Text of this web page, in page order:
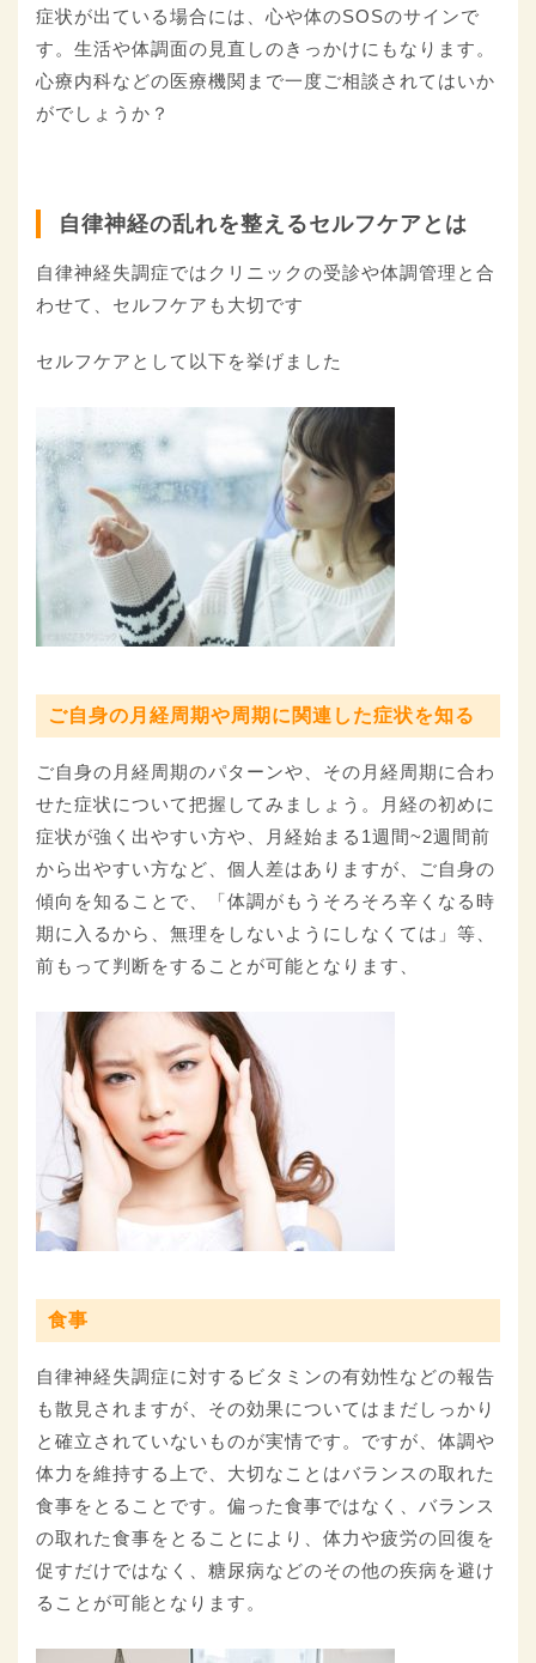
症状が出ている場合には、心や体のSOSのサインで
す。生活や体調面の見直しのきっかけにもなります。
心療内科などの医療機関まで一度ご相談されてはいか
がでしょうか？
自律神経の乱れを整えるセルフケアとは
自律神経失調症ではクリニックの受診や体調管理と合
わせて、セルフケアも大切です
セルフケアとして以下を挙げました
ご自身の月経周期や周期に関連した症状を知る
ご自身の月経周期のパターンや、その月経周期に合わ
せた症状について把握してみましょう。月経の初めに
症状が強く出やすい方や、月経始まる1週間~2週間前
から出やすい方など、個人差はありますが、ご自身の
傾向を知ることで、「体調がもうそろそろ辛くなる時
期に入るから、無理をしないようにしなくては」等、
前もって判断をすることが可能となります、
食事
自律神経失調症に対するビタミンの有効性などの報告
も散見されますが、その効果についてはまだしっかり
と確立されていないものが実情です。ですが、体調や
体力を維持する上で、大切なことはバランスの取れた
食事をとることです。偏った食事ではなく、バランス
の取れた食事をとることにより、体力や疲労の回復を
促すだけではなく、糖尿病などのその他の疾病を避け
ることが可能となります。